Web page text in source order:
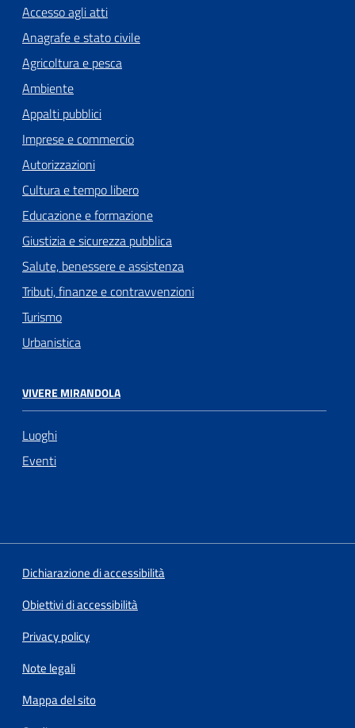
Accesso agli atti
Anagrafe e stato civile
Agricoltura e pesca
Ambiente
Appalti pubblici
Imprese e commercio
Autorizzazioni
Cultura e tempo libero
Educazione e formazione
Giustizia e sicurezza pubblica
Salute, benessere e assistenza
Tributi, finanze e contravvenzioni
Turismo
Urbanistica
VIVERE MIRANDOLA
Luoghi
Eventi
Dichiarazione di accessibilità
Obiettivi di accessibilità
Privacy policy
Note legali
Mappa del sito